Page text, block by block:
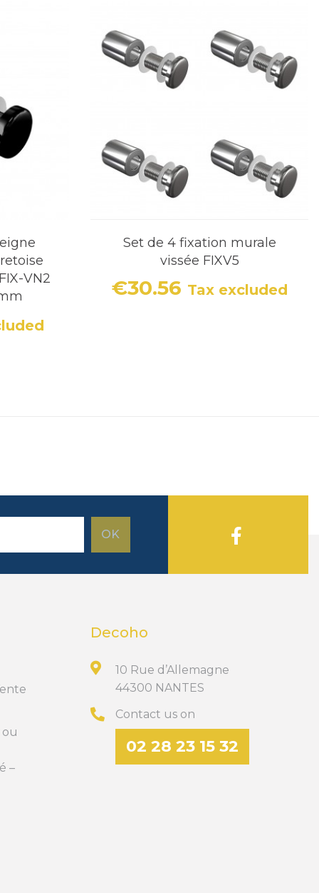
VN2
Set de 4 fixation murale
vissée FIXV5
Price
€30.56 Tax excluded
ou
–
Decoho
10 Rue d’Allemagne
44300 NANTES
Contact us on
02 28 23 15 32